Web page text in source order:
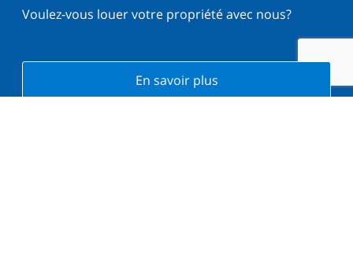
Voulez-vous louer votre propriété avec nous?
En savoir plus